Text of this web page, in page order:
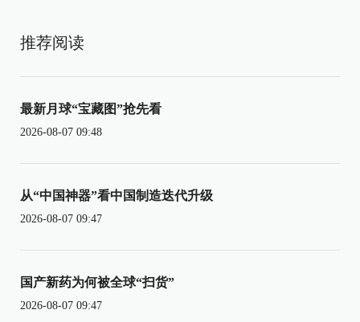
推荐阅读
最新月球“宝藏图”抢先看
2026-08-07 09:48
从“中国神器”看中国制造迭代升级
2026-08-07 09:47
国产新药为何被全球“扫货”
2026-08-07 09:47